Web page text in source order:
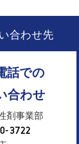
合わせ先
話での
合わせ
剤事業部
3722